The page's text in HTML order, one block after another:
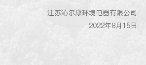
江苏沁尔康环境电器有限公司
2022年8月15日